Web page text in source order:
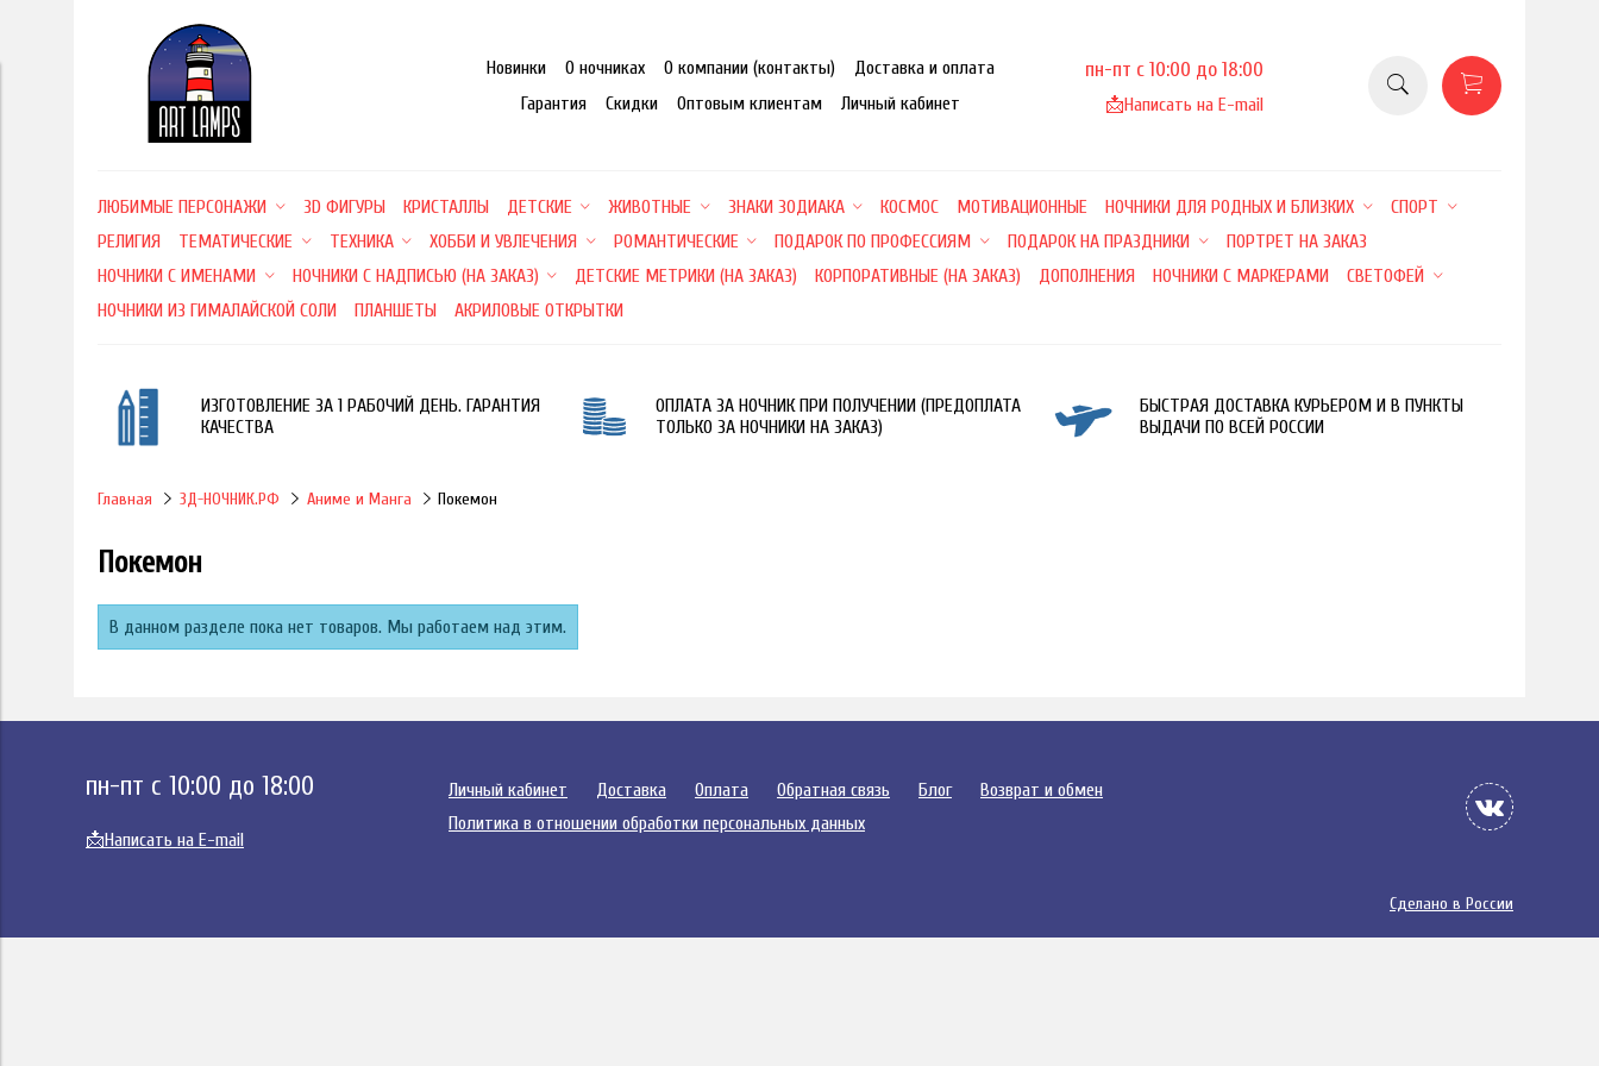
Новинки О ночниках О компании (контакты)
Доставка и оплата
Гарантия
Скидки Оптовым клиентам Личный кабинет
пн-пт с 10:00 до 18:00
📩Написать на E-mail
ЛЮБИМЫЕ ПЕРСОНАЖИ 3D ФИГУРЫ КРИСТАЛЛЫ ДЕТСКИЕ ЖИВОТНЫЕ ЗНАКИ ЗОДИАКА КОСМОС МОТИВАЦИОННЫЕ НОЧНИКИ ДЛЯ РОДНЫХ И БЛИЗКИХ
СПОРТ
РЕЛИГИЯ
ТЕМАТИЧЕСКИЕ ТЕХНИКА ХОББИ И УВЛЕЧЕНИЯ РОМАНТИЧЕСКИЕ ПОДАРОК ПО ПРОФЕССИЯМ ПОДАРОК НА ПРАЗДНИКИ
ПОРТРЕТ НА ЗАКАЗ
НОЧНИКИ С ИМЕНАМИ
НОЧНИКИ С НАДПИСЬЮ (НА ЗАКАЗ) ДЕТСКИЕ МЕТРИКИ (НА ЗАКАЗ) КОРПОРАТИВНЫЕ (НА ЗАКАЗ) ДОПОЛНЕНИЯ НОЧНИКИ С МАРКЕРАМИ
СВЕТОФЕЙ
НОЧНИКИ ИЗ ГИМАЛАЙСКОЙ СОЛИ
ПЛАНШЕТЫ АКРИЛОВЫЕ ОТКРЫТКИ
ИЗГОТОВЛЕНИЕ ЗА 1 РАБОЧИЙ ДЕНЬ. ГАРАНТИЯ
КАЧЕСТВА
ОПЛАТА ЗА НОЧНИК ПРИ ПОЛУЧЕНИИ (ПРЕДОПЛАТА
ТОЛЬКО ЗА НОЧНИКИ НА ЗАКАЗ)
БЫСТРАЯ ДОСТАВКА КУРЬЕРОМ И В ПУНКТЫ
ВЫДАЧИ ПО ВСЕЙ РОССИИ
Главная 3Д-НОЧНИК.РФ Аниме и Манга Покемон
Покемон
В данном разделе пока нет товаров. Мы работаем над этим.
пн-пт с 10:00 до 18:00
📩Написать на E-mail
Личный кабинет Доставка Оплата Обратная связь Блог
Возврат и обмен
Политика в отношении обработки персональных данных
Сделано в России